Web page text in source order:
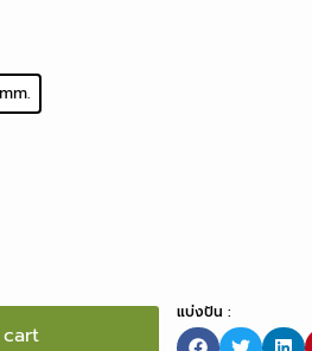
แบ่งปัน :